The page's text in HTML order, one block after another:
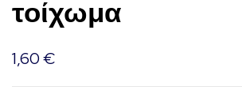
τοίχωμα
1,60€